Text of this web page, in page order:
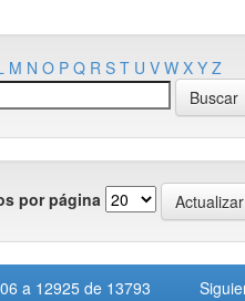
M N O P Q R S T U V W X Y Z
por página
a 12925 de 13793